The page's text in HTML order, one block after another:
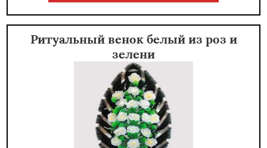
Ритуальный венок белый из роз и
зелени